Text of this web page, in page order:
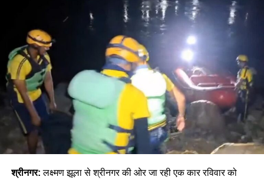
श्रीनगर: लक्ष्मण झूला से श्रीनगर की ओर जा रही एक कार रविवार को